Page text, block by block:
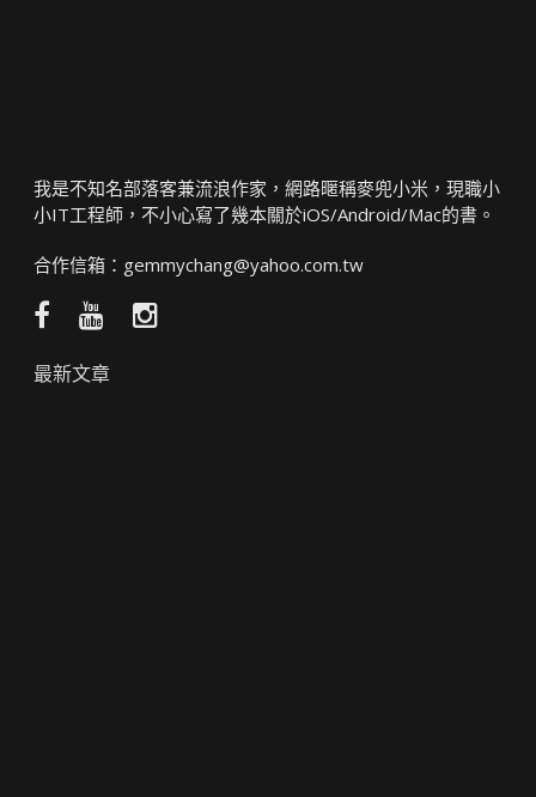
我是不知名部落客兼流浪作家，網路暱稱麥兜小米，現職小
小IT工程師，不小心寫了幾本關於iOS/Android/Mac的書。
合作信箱： gemmychang@yahoo.com.tw
Facebook
團
YouTube
頻
Instagram
最新文章